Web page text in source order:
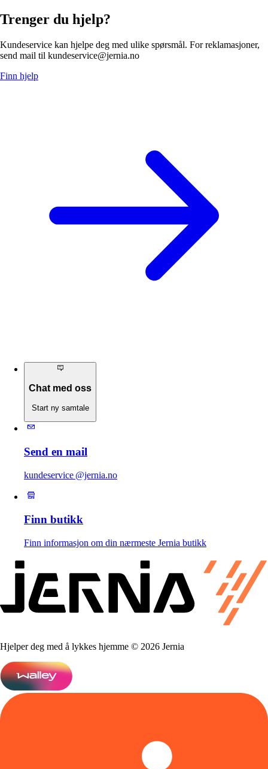
Trenger du hjelp?
Kundeservice kan hjelpe deg med ulike spørsmål. For reklamasjoner,
send mail til kundeservice@jernia.no
Finn hjelp
Chat med oss
Start ny samtale
Send en mail
kundeservice @jernia.no
Finn butikk
Finn informasjon om din nærmeste Jernia butikk
Hjelper deg med å lykkes hjemme © 2026 Jernia